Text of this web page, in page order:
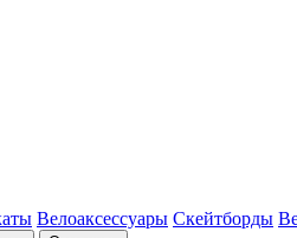
Велоаксессуары Скейтборды